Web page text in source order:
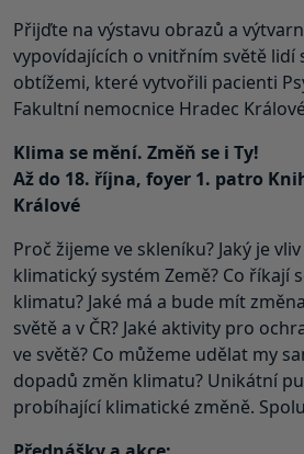
Přijďte na výstavu obrazů a
vypovídajících o vnitřním světě lidí
obtížemi, které vytvořili pacienti
Fakultní nemocnice Hradec
Klima se mění. Změň se i Ty!
Až do 18. října, foyer 1. patro
Králové
Proč žijeme ve skleníku? Jaký je
klimatický systém Země? Co říkají
klimatu? Jaké má a bude mít
světě a v ČR? Jaké aktivity pro
ve světě? Co můžeme udělat my
dopadů změn klimatu? Unikátní
probíhající klimatické změně.